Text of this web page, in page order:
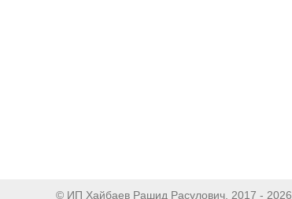
© ИП Хайбаев Рашид Расулович, 2017 - 2026